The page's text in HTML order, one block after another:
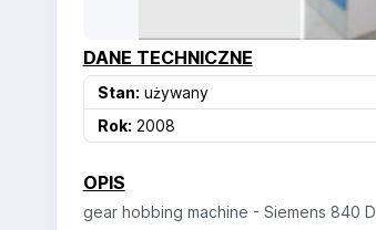
DANE TECHNICZNE
Stan: używany
Rok: 2008
OPIS
gear hobbing machine - Siemens 840 D